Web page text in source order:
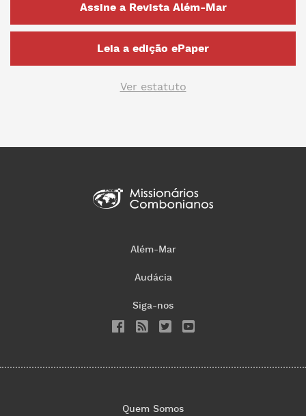
Assine a Revista Além-Mar
Leia a edição ePaper
Ver estatuto
Além-Mar
Audácia
Siga-nos
Quem Somos